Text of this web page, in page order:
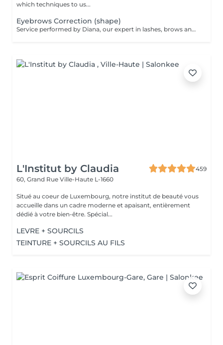
which techniques to us...
Eyebrows Correction (shape)
Service performed by Diana, our expert in lashes, brows and hair removal, with over 10 years of experience, ensuring precision and high-quality results.
L'Institut by Claudia
459
60, Grand Rue Ville-Haute L-1660
Situé au coeur de Luxembourg, notre institut de beauté vous
accueille dans un cadre moderne et apaisant, entièrement
dédié à votre bien-être. Spécial...
LEVRE + SOURCILS
TEINTURE + SOURCILS AU FILS